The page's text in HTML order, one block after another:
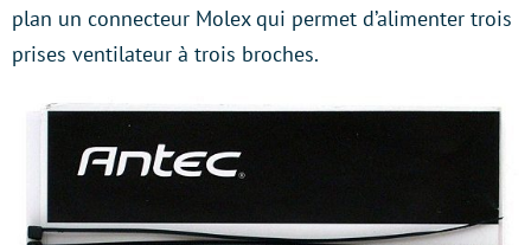
plan un connecteur Molex qui permet d’alimenter trois
prises ventilateur à trois broches.